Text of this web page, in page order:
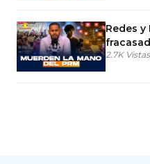
Redes
PRM
2.7K Vistas